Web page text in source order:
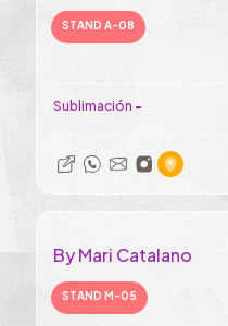
STAND A-08
Sublimación -
By Mari Catalano
STAND M-05